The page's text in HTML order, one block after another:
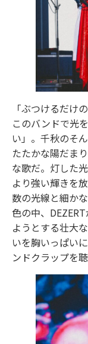
「ぶつけるだけ
このバンドで光
い」。千秋のそ
たたかな陽だま
な歌だ。灯した
より強い輝きを
数の光線と細か
色の中、
ようとする壮大
いを胸いっぱい
ンドクラップを